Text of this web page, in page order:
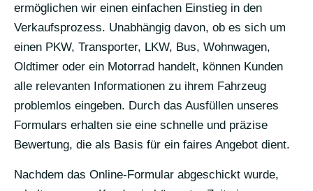
ermöglichen wir einen einfachen Einstieg in den
Verkaufsprozess. Unabhängig davon, ob es sich um
einen PKW, Transporter, LKW, Bus, Wohnwagen,
Oldtimer oder ein Motorrad handelt, können Kunden
alle relevanten Informationen zu ihrem Fahrzeug
problemlos eingeben. Durch das Ausfüllen unseres
Formulars erhalten sie eine schnelle und präzise
Bewertung, die als Basis für ein faires Angebot dient.
Nachdem das Online-Formular abgeschickt wurde,